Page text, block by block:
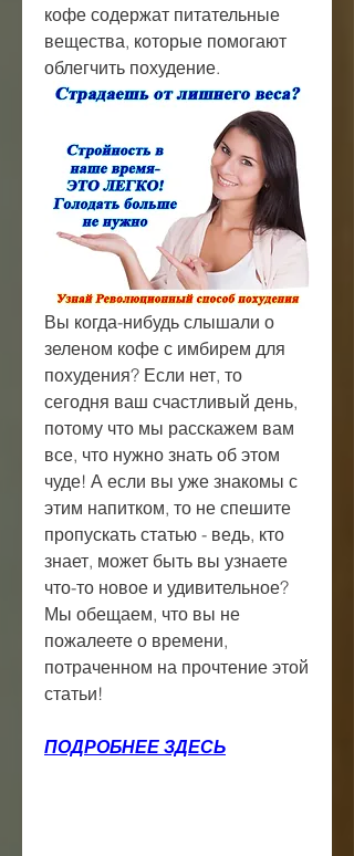
кофе содержат питательные
вещества, которые помогают
облегчить похудение.
Вы когда-нибудь слышали о
зеленом кофе с имбирем для
похудения? Если нет, то
сегодня ваш счастливый день,
потому что мы расскажем вам
все, что нужно знать об этом
чуде! А если вы уже знакомы с
этим напитком, то не спешите
пропускать статью - ведь, кто
знает, может быть вы узнаете
что-то новое и удивительное?
Мы обещаем, что вы не
пожалеете о времени,
потраченном на прочтение этой
статьи!
ПОДРОБНЕЕ ЗДЕСЬ